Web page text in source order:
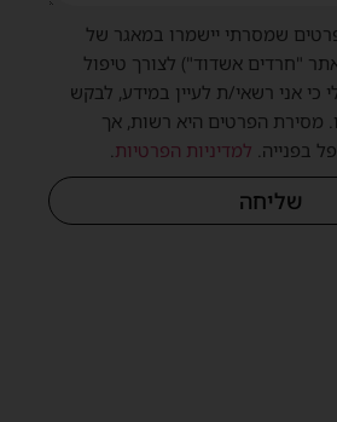
שמסרתי יישמרו במאגר של
"חרדים אשדוד") לצורך טיפול
כי אני רשאי/ת לעיין במידע, לבקש
מסירת הפרטים היא רשות, אך
בפנייה. למדיניות הפרטיות.
שליחה